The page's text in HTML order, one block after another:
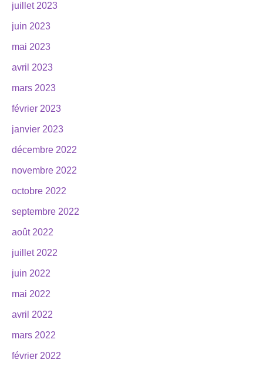
juillet 2023
juin 2023
mai 2023
avril 2023
mars 2023
février 2023
janvier 2023
décembre 2022
novembre 2022
octobre 2022
septembre 2022
août 2022
juillet 2022
juin 2022
mai 2022
avril 2022
mars 2022
février 2022